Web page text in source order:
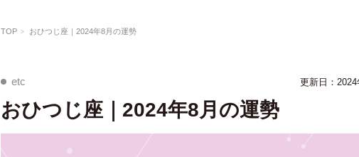
TOP おひつじ座｜2024年8月の運勢
etc 更新日：
おひつじ座｜2024年8月の運勢